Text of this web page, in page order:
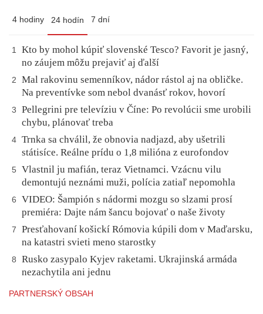
4 hodiny 24 hodín 7 dní
1
Kto by mohol kúpiť slovenské Tesco? Favorit je jasný,
no záujem môžu prejaviť aj ďalší
2
Mal rakovinu semenníkov, nádor rástol aj na obličke.
Na preventívke som nebol dvanásť rokov, hovorí
3
Pellegrini pre televíziu v Číne: Po revolúcii sme urobili
chybu, plánovať treba
4 Trnka sa chválil, že obnovia nadjazd, aby ušetrili
státisíce. Reálne prídu o 1,8 milióna z eurofondov
5
Vlastnil ju mafián, teraz Vietnamci. Vzácnu vilu
demontujú neznámi muži, polícia zatiaľ nepomohla
6
VIDEO: Šampión s nádormi mozgu so slzami prosí
premiéra: Dajte nám šancu bojovať o naše životy
7
Presťahovaní košickí Rómovia kúpili dom v Maďarsku,
na katastri svieti meno starostky
8
Rusko zasypalo Kyjev raketami. Ukrajinská armáda
nezachytila ani jednu
PARTNERSKÝ OBSAH